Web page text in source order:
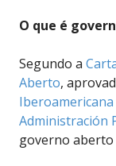
O que é
Segundo a
Aberto,
Administración
governo aberto